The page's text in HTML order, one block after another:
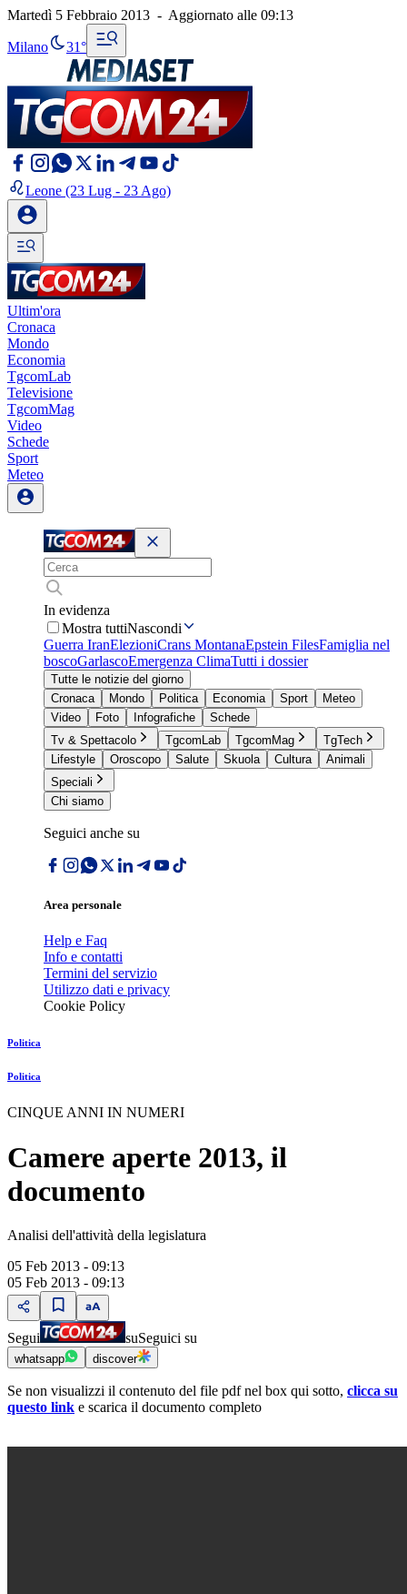
Martedì 5 Febbraio 2013 - Aggiornato alle 09:13
Milano 31°
Leone (23 Lug - 23 Ago)
Ultim'ora
Cronaca
Mondo
Economia
TgcomLab
Televisione
TgcomMag
Video
Schede
Sport
Meteo
In evidenza
Mostra tuttiNascondi
Guerra IranElezioniCrans MontanaEpstein FilesFamiglia nel
boscoGarlascoEmergenza ClimaTutti i dossier
Tutte le notizie del giorno
Cronaca
Mondo Politica Economia Sport
Meteo
Video
Foto Infografiche
Schede
Tv & Spettacolo
TgcomLab TgcomMag
TgTech
Lifestyle
Oroscopo Salute Skuola Cultura
Animali
Speciali
Chi siamo
Seguici anche su
Area personale
Help e Faq
Info e contatti
Termini del servizio
Utilizzo dati e privacy
Cookie Policy
Politica
Politica
CINQUE ANNI IN NUMERI
Camere aperte 2013, il
documento
Analisi dell'attività della legislatura
05 Feb 2013 - 09:13
05 Feb 2013 - 09:13
Segui suSeguici su
whatsapp discover
Se non visualizzi il contenuto del file pdf nel box qui sotto, clicca su
questo link e scarica il documento completo